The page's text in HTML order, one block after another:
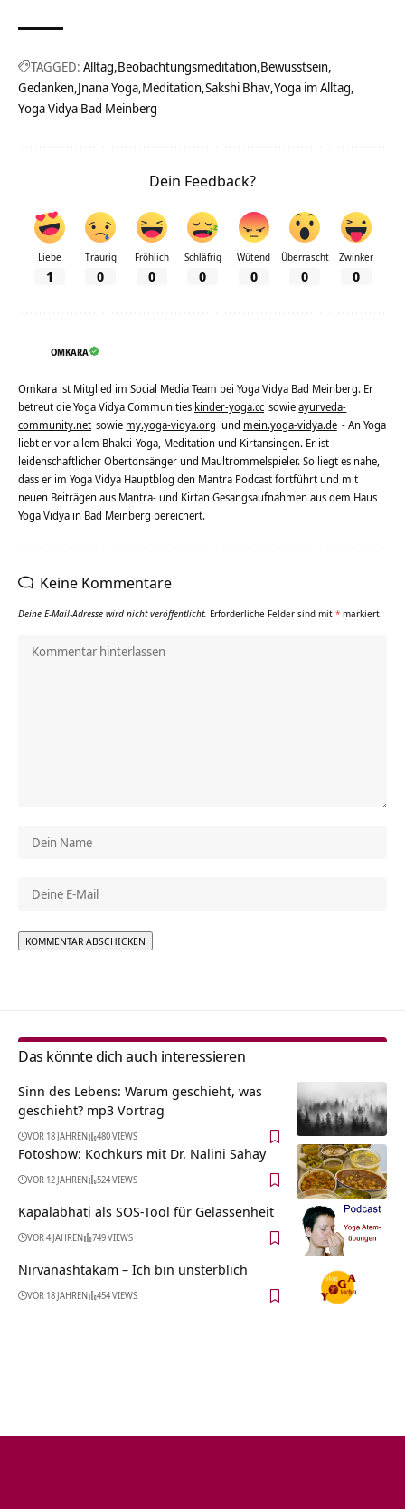
TAGGED: Alltag Beobachtungsmeditation Bewusstsein
Gedanken Jnana Yoga Meditation Sakshi Bhav Yoga im Alltag
Yoga Vidya Bad Meinberg
Dein Feedback?
Liebe
1
Traurig
0
Fröhlich
0
Schläfrig
0
Wütend
0
Überrascht
0
Zwinker
0
OMKARA
Omkara ist Mitglied im Social Media Team bei Yoga Vidya Bad Meinberg. Er
betreut die Yoga Vidya Communities kinder-yoga.cc sowieayurveda-
community.net sowie my.yoga-vidya.org und mein.yoga-vidya.de - An Yoga
liebt er vor allem Bhakti-Yoga, Meditation und Kirtansingen. Er ist
leidenschaftlicher Obertonsänger und Maultrommelspieler. So liegt es nahe,
dass er im Yoga Vidya Hauptblog den Mantra Podcast fortführt und mit
neuen Beiträgen aus Mantra- und Kirtan Gesangsaufnahmen aus dem Haus
Yoga Vidya in Bad Meinberg bereichert.
Keine Kommentare
Deine E-Mail-Adresse wird nicht veröffentlicht. Erforderliche Felder sind mit * markiert.
Das könnte dich auch interessieren
Sinn des Lebens: Warum geschieht, was
geschieht? mp3 Vortrag
VOR 18 JAHREN 480 VIEWS
Fotoshow: Kochkurs mit Dr. Nalini Sahay
VOR 12 JAHREN 524 VIEWS
Kapalabhati als SOS-Tool für Gelassenheit
VOR 4 JAHREN 749 VIEWS
Nirvanashtakam – Ich bin unsterblich
VOR 18 JAHREN 454 VIEWS